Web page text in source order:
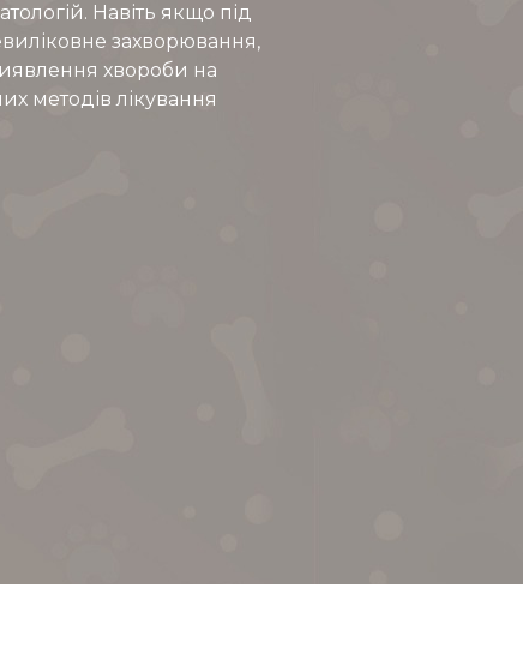
Навіть якщо під
захворювання,
хвороби на
методів лікування